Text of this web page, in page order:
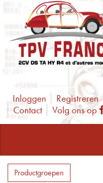
Inloggen Registreren
Contact
Volg ons op
Productgroepen